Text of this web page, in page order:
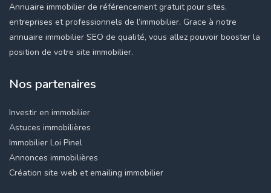
Annuaire immobilier de référencement gratuit pour sites,
entreprises et professionnels de l’immobilier. Grace à notre
annuaire immobilier SEO de qualité, vous allez pouvoir booster la
position de votre site immobilier.
Nos partenaires
Investir en immobilier
Astuces immobilières
Immobilier Loi Pinel
Annonces immobilières
Création site web et emailing immobilier